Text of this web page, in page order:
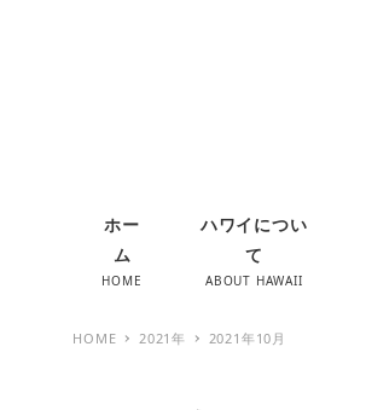
ホー
ム
HOME
ハワイについ
て
ABOUT HAWAII
HOME 2021年 2021年10月